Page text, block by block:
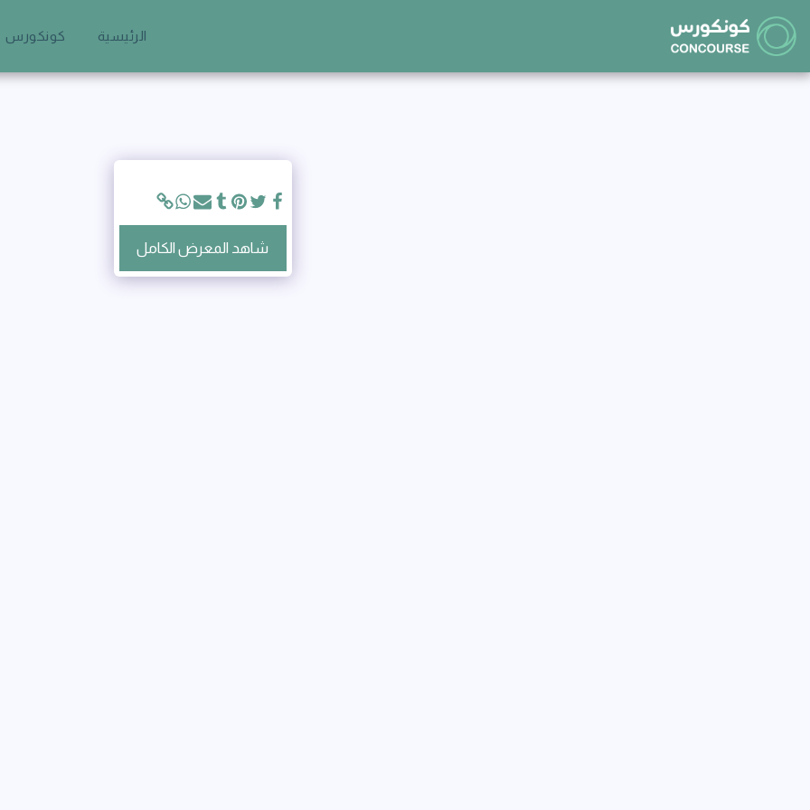
الرئيسية كونكورس
شاهد المعرض الكامل